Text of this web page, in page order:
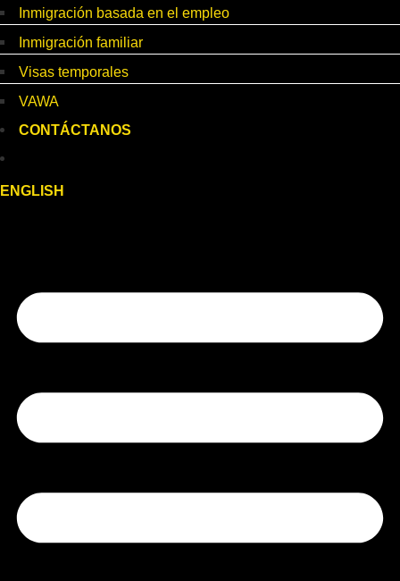
Inmigración basada en el empleo
Inmigración familiar
Visas temporales
VAWA
CONTÁCTANOS
ENGLISH